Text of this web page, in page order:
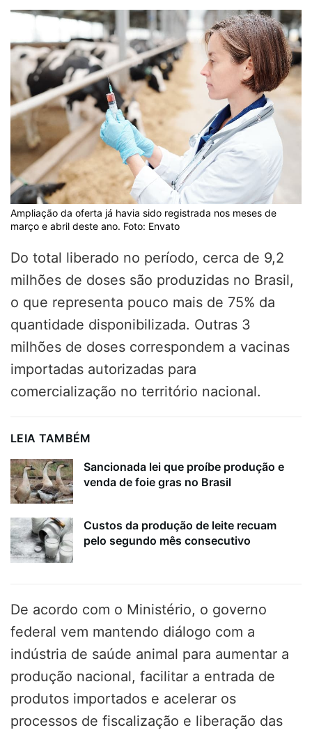
Ampliação da oferta já havia sido registrada nos meses de
março e abril deste ano. Foto: Envato
Do total liberado no período, cerca de 9,2
milhões de doses são produzidas no Brasil,
o que representa pouco mais de 75% da
quantidade disponibilizada. Outras 3
milhões de doses correspondem a vacinas
importadas autorizadas para
comercialização no território nacional.
LEIA TAMBÉM
Sancionada lei que proíbe produção e
venda de foie gras no Brasil
Custos da produção de leite recuam
pelo segundo mês consecutivo
De acordo com o Ministério, o governo
federal vem mantendo diálogo com a
indústria de saúde animal para aumentar a
produção nacional, facilitar a entrada de
produtos importados e acelerar os
processos de fiscalização e liberação das